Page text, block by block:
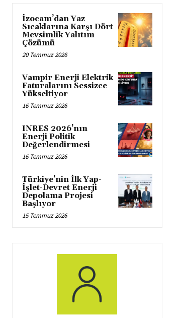
İzocam’dan Yaz
Sıcaklarına Karşı Dört
Mevsimlik Yalıtım
Çözümü
20 Temmuz 2026
Vampir Enerji Elektrik
Faturalarını Sessizce
Yükseltiyor
16 Temmuz 2026
INRES 2026’nın
Enerji Politik
Değerlendirmesi
16 Temmuz 2026
Türkiye’nin İlk Yap-
İşlet-Devret Enerji
Depolama Projesi
Başlıyor
15 Temmuz 2026